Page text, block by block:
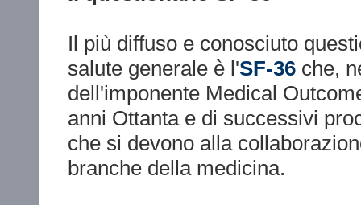
Il più diffuso e conosciuto
salute generale è l'SF-36 che,
dell'imponente Medical
anni Ottanta e di successivi
che si devono alla
branche della medicina.